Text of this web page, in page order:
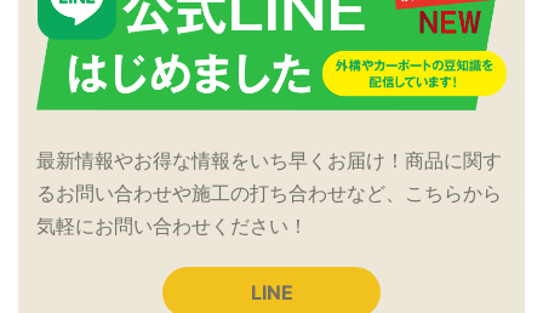
最新情報やお得な情報をいち早くお届け！商品に関す
るお問い合わせや施工の打ち合わせなど、こちらから
気軽にお問い合わせください！
LINE